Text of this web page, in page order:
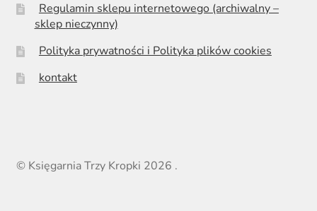
Regulamin sklepu internetowego (archiwalny –
sklep nieczynny)
Polityka prywatności i Polityka plików cookies
kontakt
© Księgarnia Trzy Kropki 2026 .